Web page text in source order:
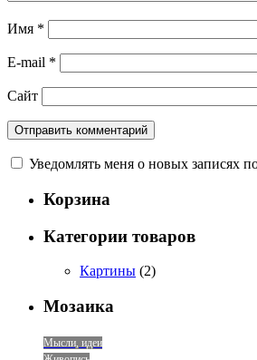
Имя *
E-mail *
Сайт
Уведомлять меня о новых записях
Корзина
Категории товаров
Картины (2)
Мозаика
Мысли, идеи